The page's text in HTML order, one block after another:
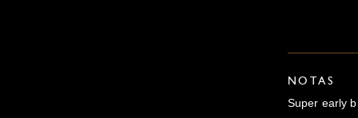
NOTAS
Super early